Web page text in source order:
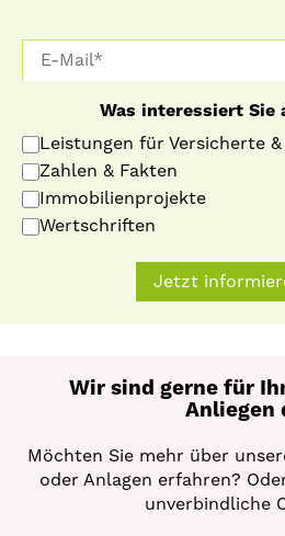
Was interessiert Sie
Leistungen für Versicherte
Zahlen & Fakten
Immobilienprojekte
Wertschriften
Jetzt
Wir sind gerne für
Anliegen
Möchten Sie mehr über
oder Anlagen erfahren?
unverbindliche